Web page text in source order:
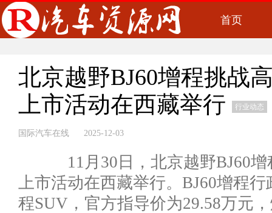
首页
北京越野BJ60增程挑战
上市活动在西藏举行
行业动态
国际汽车在线 2025-12-03
11月30日，北京越野BJ60增
上市活动在西藏举行。BJ60增程
程SUV，官方指导价为29.58万元